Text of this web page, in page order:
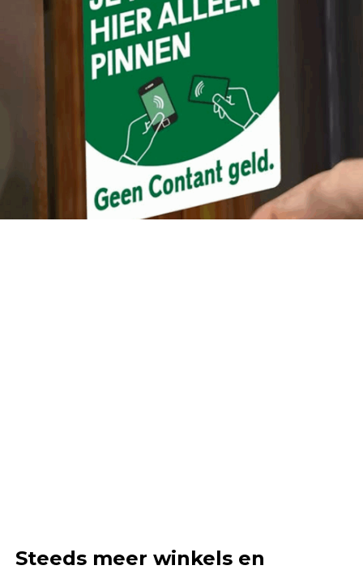
Steeds meer winkels en